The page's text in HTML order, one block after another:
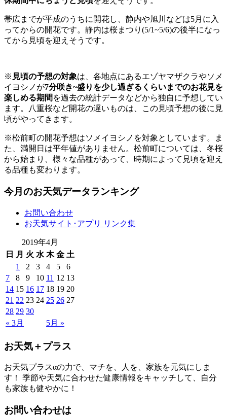
帯広までが平成のうちに開花し、静内や旭川などは5月に入
ってからの開花です。静内は桜まつり(5/1~5/6)の後半になっ
てから見頃を迎えそうです。
※ 見頃の予想の対象は、各地点にあるエゾヤマザクラやソメ
イヨシノが7分咲き~盛りを少し過ぎるくらいまでのお花見を
楽しめる期間 を過去の統計データなどから独自に予想してい
ます。八重桜など開花の遅いものは、この見頃予想の後に見
頃がやってきます。
※松前町の開花予想はソメイヨシノを対象としています。ま
た、満開日は平年値がありません。松前町については、冬桜
から始まり、様々な品種があって、時期によって見頃を迎え
る品種も変わります。
今月のお天気データランキング
お問い合わせ
お天気サイト･アプリ リンク集
2019年4月
日
月 火 水 木 金 土
« 3月 5月 »
1 2 3 4 5
6
7
8 9 10 11 12 13
14 15 16 17 18 19 20
21 22 23 24 25 26 27
28 29 30
お天気＋プラス
お天気プラスαの力で、マチを、人を、家族を元気にしま
す！ 季節や天気に合わせた健康情報をキャッチして、自分
も家族も健やかに！
お問い合わせは